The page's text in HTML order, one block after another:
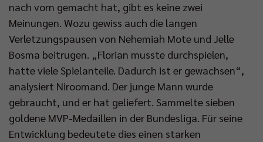
nach vorn gemacht hat, gibt es keine zwei
Meinungen. Wozu gewiss auch die langen
Verletzungspausen von Nehemiah Mote und Jelle
Bosma beitrugen. „Florian musste durchspielen,
hatte viele Spielanteile. Dadurch ist er gewachsen“,
analysiert Niroomand. Der junge Mann wurde
gebraucht, und er hat geliefert. Sammelte sieben
goldene MVP-Medaillen in der Bundesliga. Für seine
Entwicklung bedeutete dies einen starken